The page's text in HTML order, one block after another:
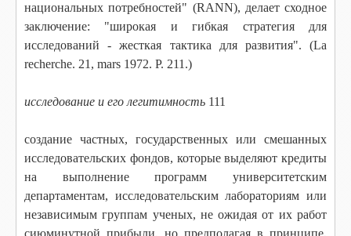
национальных потребностей" (RANN), делает сходное
заключение: "широкая и гибкая стратегия для
исследований - жесткая тактика для развития". (La
recherche. 21, mars 1972. Р. 211.)
исследование и его легитимность 111
создание частных, государственных или смешанных
исследовательских фондов, которые выделяют кредиты
на выполнение программ университетским
департаментам, исследовательским лабораториям или
независимым группам ученых, не ожидая от их работ